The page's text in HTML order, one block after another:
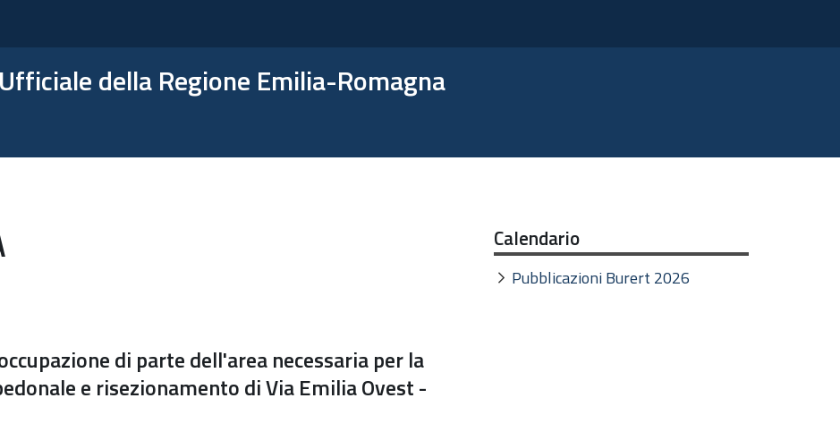
della Regione Emilia-Romagna
di parte dell'area necessaria per la
e risezionamento di Via Emilia Ovest -
Calendario
Pubblicazioni Burert 2026